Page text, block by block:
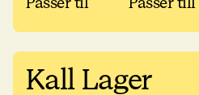
Kall Lager